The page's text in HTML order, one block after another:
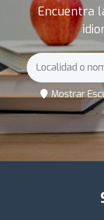
Encuentra
Mostrar